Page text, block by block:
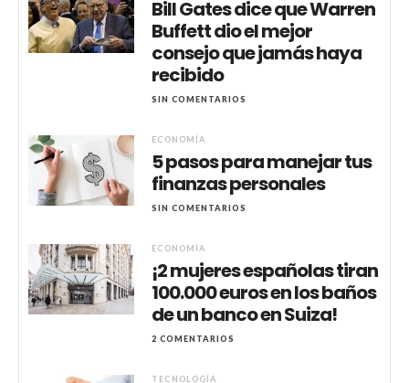
Bill Gates dice que Warren
Buffett dio el mejor
consejo que jamás haya
recibido
SIN COMENTARIOS
ECONOMÍA
5 pasos para manejar tus
finanzas personales
SIN COMENTARIOS
ECONOMÍA
¡2 mujeres españolas tiran
100.000 euros en los baños
de un banco en Suiza!
2 COMENTARIOS
TECNOLOGÍA